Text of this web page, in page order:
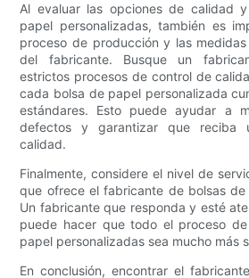
Al evaluar las opciones de calidad
papel personalizadas, también es
proceso de producción y las
del fabricante. Busque un
estrictos procesos de control de
cada bolsa de papel personalizada
estándares. Esto puede ayudar a
defectos y garantizar que reciba
calidad.
Finalmente, considere el nivel de
que ofrece el fabricante de bolsas de
Un fabricante que responda y esté
puede hacer que todo el proceso
papel personalizadas sea mucho más
En conclusión, encontrar el